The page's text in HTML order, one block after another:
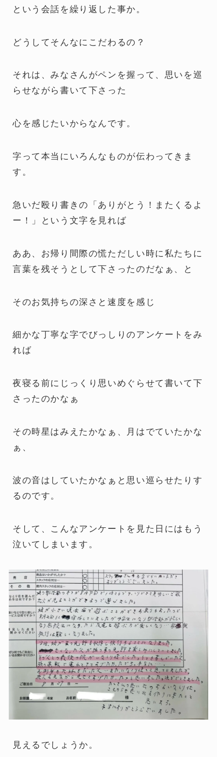
という会話を繰り返した事か。
どうしてそんなにこだわるの？
それは、みなさんがペンを握って、思いを巡
らせながら書いて下さった
心を感じたいからなんです。
字って本当にいろんなものが伝わってきま
す。
急いだ殴り書きの「ありがとう！またくるよ
ー！」という文字を見れば
ああ、お帰り間際の慌ただしい時に私たちに
言葉を残そうとして下さったのだなぁ、と
そのお気持ちの深さと速度を感じ
細かな丁寧な字でびっしりのアンケートをみ
れば
夜寝る前にじっくり思いめぐらせて書いて下
さったのかなぁ
その時星はみえたかなぁ、月はでていたかな
ぁ、
波の音はしていたかなぁと思い巡らせたりす
るのです。
そして、こんなアンケートを見た日にはもう
泣いてしまいます。
見えるでしょうか。